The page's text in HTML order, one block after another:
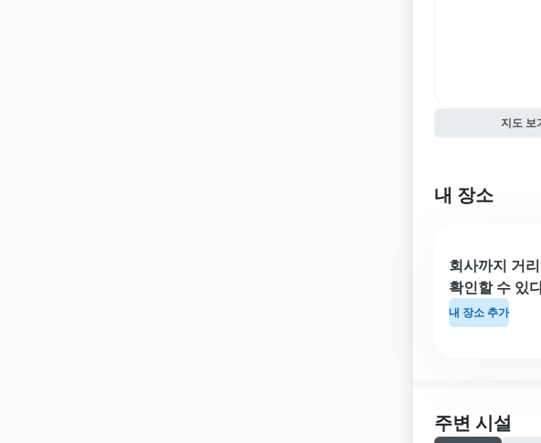
지도 보
내 장소
회사까지 거
확인할 수 있
내 장소 추가
주변 시설